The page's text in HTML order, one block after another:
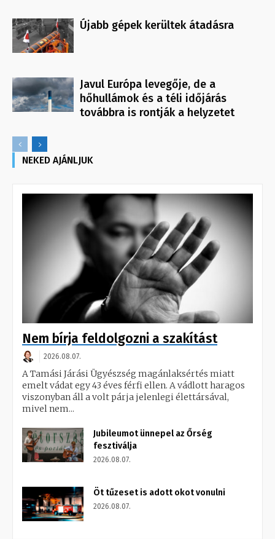
Újabb gépek kerültek átadásra
Javul Európa levegője, de a
hőhullámok és a téli időjárás
továbbra is rontják a helyzetet
NEKED AJÁNLJUK
Nem bírja feldolgozni a szakítást
2026.08.07.
A Tamási Járási Ügyészség magánlaksértés miatt
emelt vádat egy 43 éves férfi ellen. A vádlott haragos
viszonyban áll a volt párja jelenlegi élettársával,
mivel nem...
Jubileumot ünnepel az Őrség
fesztiválja
2026.08.07.
Öt tűzeset is adott okot vonulni
2026.08.07.